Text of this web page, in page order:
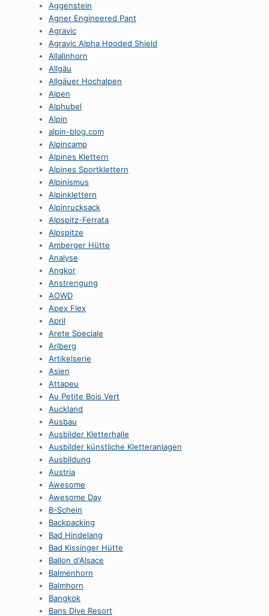
Aggenstein
Agner Engineered Pant
Agravic
Agravic Alpha Hooded Shield
Allalinhorn
Allgäu
Allgäuer Hochalpen
Alpen
Alphubel
Alpin
alpin-blog.com
Alpincamp
Alpines Klettern
Alpines Sportklettern
Alpinismus
Alpinklettern
Alpinrucksack
Alpspitz-Ferrata
Alpspitze
Amberger Hütte
Analyse
Angkor
Anstrengung
AOWD
Apex Flex
April
Arete Speciale
Arlberg
Artikelserie
Asien
Attapeu
Au Petite Bois Vert
Auckland
Ausbau
Ausbilder Kletterhalle
Ausbilder künstliche Kletteranlagen
Ausbildung
Austria
Awesome
Awesome Day
B-Schein
Backpacking
Bad Hindelang
Bad Kissinger Hütte
Ballon d'Alsace
Balmenhorn
Balmhorn
Bangkok
Bans Dive Resort